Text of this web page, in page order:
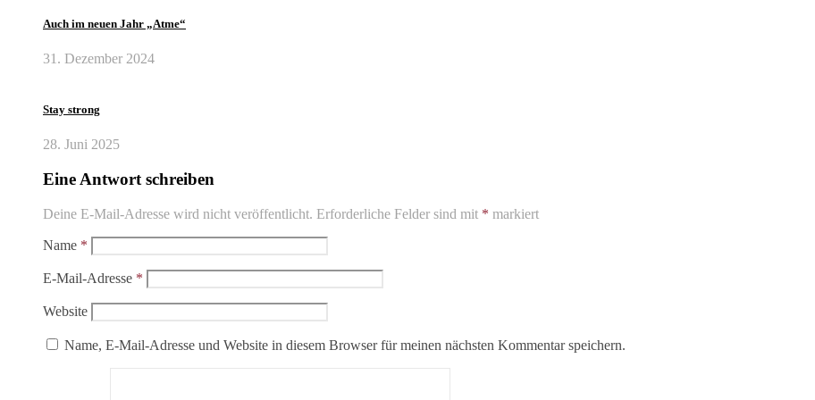
Auch im neuen Jahr „Atme“
31. Dezember 2024
Stay strong
28. Juni 2025
Eine Antwort schreiben
Deine E-Mail-Adresse wird nicht veröffentlicht. Erforderliche Felder sind mit * markiert
Name *
E-Mail-Adresse *
Website
Name, E-Mail-Adresse und Website in diesem Browser für meinen nächsten Kommentar speichern.